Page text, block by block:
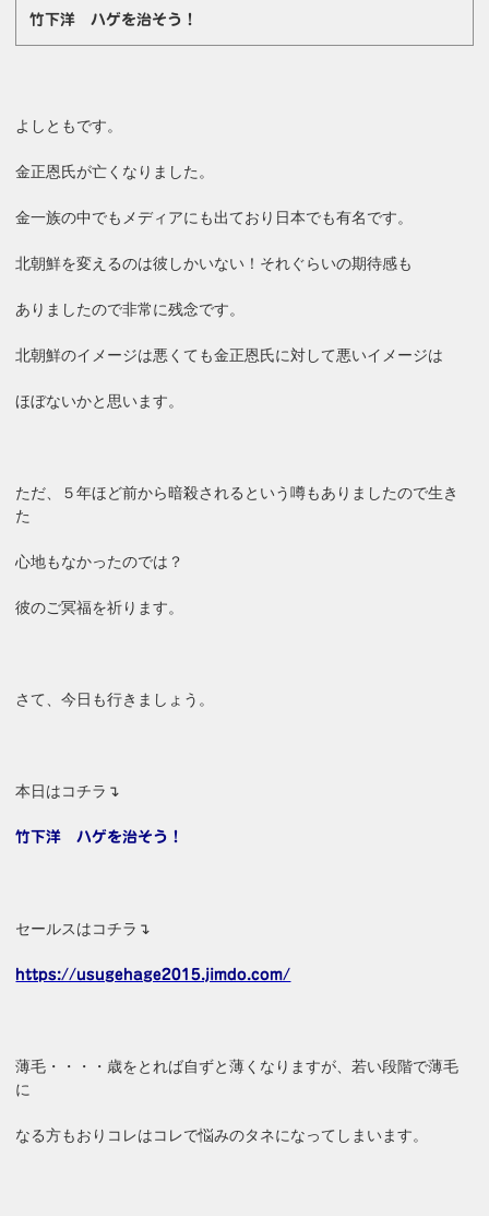
竹下洋 ハゲを治そう！
よしともです。
金正恩氏が亡くなりました。
金一族の中でもメディアにも出ており日本でも有名です。
北朝鮮を変えるのは彼しかいない！それぐらいの期待感も
ありましたので非常に残念です。
北朝鮮のイメージは悪くても金正恩氏に対して悪いイメージは
ほぼないかと思います。
ただ、５年ほど前から暗殺されるという噂もありましたので生き
た
心地もなかったのでは？
彼のご冥福を祈ります。
さて、今日も行きましょう。
本日はコチラ↴
竹下洋 ハゲを治そう！
セールスはコチラ↴
https://usugehage2015.jimdo.com/
薄毛・・・・歳をとれば自ずと薄くなりますが、若い段階で薄毛
に
なる方もおりコレはコレで悩みのタネになってしまいます。